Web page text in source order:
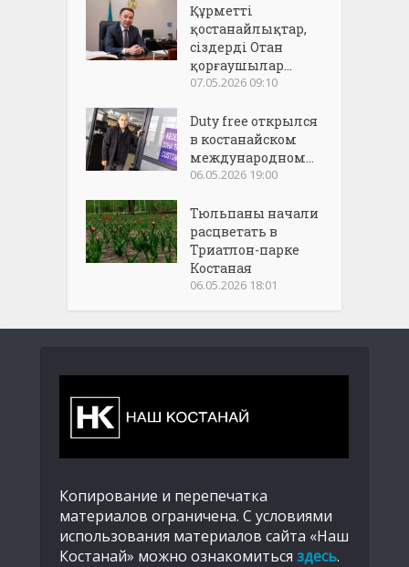
Құрметті
қостанайлықтар,
сіздерді Отан
қорғаушылар...
07.05.2026 09:10
Duty free открылся
в костанайском
международном...
06.05.2026 19:00
Тюльпаны начали
расцветать в
Триатлон-парке
Костаная
06.05.2026 18:01
Копирование и перепечатка
материалов ограничена. С условиями
использования материалов сайта «Наш
Костанай» можно ознакомиться здесь.